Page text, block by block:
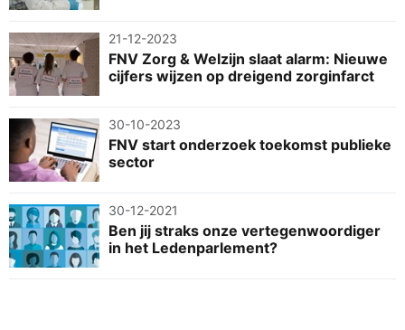
21-12-2023
FNV Zorg & Welzijn slaat alarm: Nieuwe
cijfers wijzen op dreigend zorginfarct
30-10-2023
FNV start onderzoek toekomst publieke
sector
30-12-2021
Ben jij straks onze vertegenwoordiger
in het Ledenparlement?